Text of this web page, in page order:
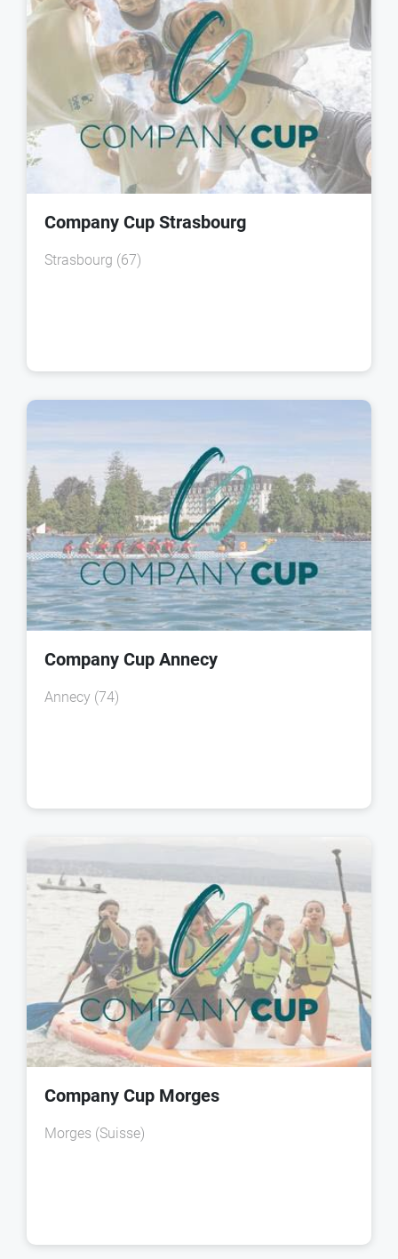
Company Cup Strasbourg
Strasbourg (67)
Company Cup Annecy
Annecy (74)
Company Cup Morges
Morges (Suisse)